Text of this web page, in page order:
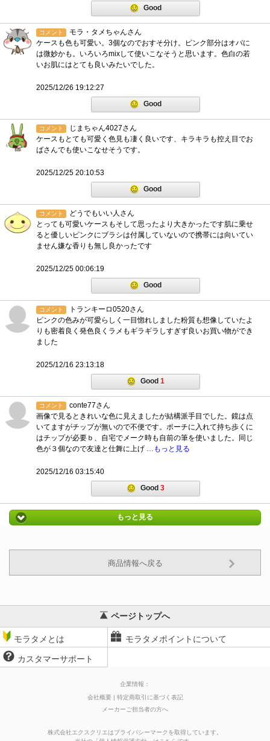
Good
コメント
モラ・タメちゃんさん
ケースも色も可愛い。3個なのでおすそ分け。ピンク部分はオバに
は微妙かも。いろいろmixして使いこなそうと思います。色白の若
いお肌にはとても良いみたいでした。
2025/12/26 19:12:27
Good
コメント
じまちゃん4027さん
ケースもとても可愛く色見も凄く良いです、キラキラも控え目でお
ばさんでも使いこなせそうです。
2025/12/25 20:10:53
Good
コメント
どうでもいい人さん
とっても可愛いケースもそして思ったより大きかったです肌に乗せ
ると優しいピンクにブラシは付属していないので携帯には向いてい
ません嫌な香りも無し良かったです
2025/12/25 00:06:19
Good
コメント
トランキーロ0520さん
ピンクの色みが可愛らしく一目惚れしました粉質も想像していたよ
りも密着良く発色良くラメもギラギラしすぎず良いお買い物ができ
ました
2025/12/16 23:13:18
Good 1
コメント
conte77さん
画像で見るときれいな色に見えましたが結構派手目でした。鏡は点
いてますがチップが無いので不便です。ポーチに入れて持ち歩くに
はチップが必要ｂ、自宅でメーク時も自前の筆を使いました。同じ
色が３個なので友達と仕舞に上げ …もっと見る
2025/12/16 03:15:40
Good 3
もっと見る
商品情報へ戻る
ページトップへ
モラタメとは モラタメポイントについて
カスタマーサポート
企業情報：
会社概要
特定商取引に基づく表記
メーカーご担当者の方へ
株式会社エクスクリエはプライバシーマークを取得しています。